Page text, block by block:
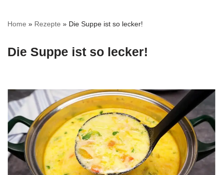
Home » Rezepte » Die Suppe ist so lecker!
Die Suppe ist so lecker!